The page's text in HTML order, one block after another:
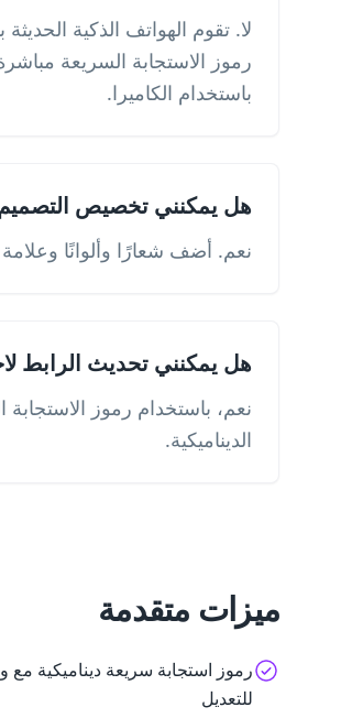
لا. تقوم الهواتف الذكية
رموز الاستجابة السريعة
باستخدام الكاميرا.
هل يمكنني تخصيص
نعم. أضف شعارًا وألوانًا وعلامة
هل يمكنني تحديث الرابط
نعم، باستخدام رموز الاستجابة
الديناميكية.
ميزات متقدمة
رموز استجابة سريعة ديناميكية مع
للتعديل